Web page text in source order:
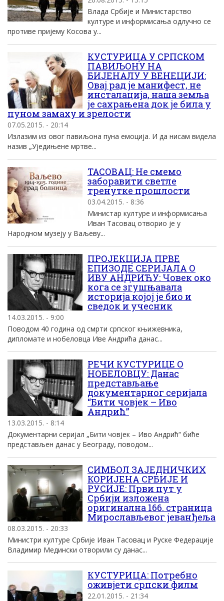
Влада Србије и Министарство
културе и информисања одлучно се
противе пријему Косова у...
КУСТУРИЦА У СРПСКОМ
ПАВИЉОНУ НА
БИЈЕНАЛУ У ВЕНЕЦИЈИ:
Овај рад је манифест, не
инсталација, наша земља
је сахрањена док је била у
пуном замаху и зрелости
07.05.2015. - 20:14
Излазим из овог павиљона пуна емоција. И да нисам видела
назив „Уједињене мртве...
ТАСОВАЦ: Не смемо
заборавити светле
тренутке прошлости
03.04.2015. - 8:36
Министар културе и информисања
Иван Тасовац отворио је у
Народном музеју у Ваљеву...
ПРОЈЕКЦИЈА ПРВЕ
ЕПИЗОДЕ СЕРИЈАЛА О
ИВУ АНДРИЋУ: Човек око
кога се згушњавала
историја којој је био и
сведок и учесник
14.03.2015. - 9:00
Поводом 40 година од смрти српског књижевника,
дипломате и нобеловца Иве Андрића данас...
РЕЧИ КУСТУРИЦЕ О
НОБЕЛОВЦУ: Данас
представљање
документарног серијала
“Бити човјек – Иво
Андрић”
13.03.2015. - 8:14
Документарни серијал „Бити човјек – Иво Андрић“ биће
представљен данас у Београду, поводом...
СИМБОЛ ЗАЈЕДНИЧКИХ
КОРИЈЕНА СРБИЈЕ И
РУСИЈЕ: Први пут у
Србији изложена
оригинална 166. страница
Мирослављевог јеванђеља
08.03.2015. - 20:33
Министри културе Србије Иван Тасовац и Руске Федерације
Владимир Медински отворили су данас...
КУСТУРИЦА: Потребно
оживјети српски филм
22.01.2015. - 21:34